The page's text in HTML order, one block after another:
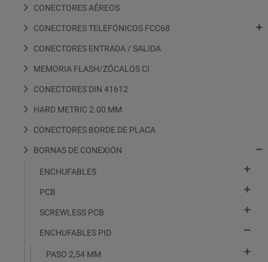
CONECTORES AÉREOS
CONECTORES TELEFÓNICOS FCC68 
CONECTORES ENTRADA / SALIDA
MEMORIA FLASH/ZÓCALOS CI
CONECTORES DIN 41612
HARD METRIC 2.00 MM
CONECTORES BORDE DE PLACA
BORNAS DE CONEXIÓN 
ENCHUFABLES 
PCB 
SCREWLESS PCB 
ENCHUFABLES PID 
PASO 2,54 MM 